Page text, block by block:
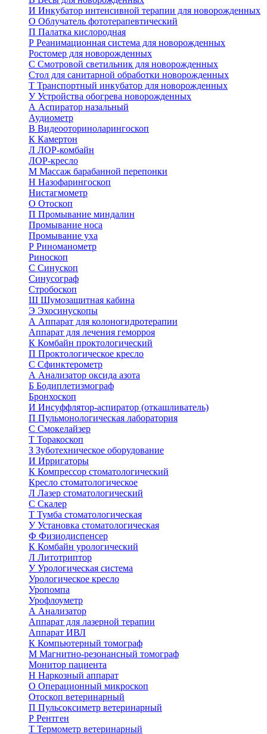
И Инкубатор интенсивной терапии для новорожденных
О Облучатель фототерапевтический
П Палатка кислородная
Р Реанимационная система для новорожденных
Ростомер для новорожденных
С Смотровой светильник для новорожденных
Стол для санитарной обработки новорожденных
Т Транспортный инкубатор для новорожденных
УУстройства обогрева новорожденных
А Аспиратор назальный
Аудиометр
В Видеооториноларингоскоп
К Камертон
Л ЛОР-комбайн
ЛОР-кресло
М Массаж барабанной перепонки
Н Назофарингоскоп
Нистагмометр
О Отоскоп
П Промывание миндалин
Промывание носа
Промывание уха
Р Риноманометр
Риноскоп
С Синускоп
Синусограф
Стробоскоп
Ш Шумозащитная кабина
Э Эхосинускопы
А Аппарат для колоногидротерапии
Аппарат для лечения геморроя
К Комбайн проктологический
П Проктологическое кресло
С Сфинктерометр
А Анализатор оксида азота
Б Бодиплетизмограф
Бронхоскоп
И Инсуффлятор-аспиратор (откашливатель)
П Пульмонологическая лаборатория
С Смокелайзер
Т Торакоскоп
З Зуботехническое оборудование
И Ирригаторы
К Компрессор стоматологический
Кресло стоматологическое
Л Лазер стоматологический
С Скалер
Т Тумба стоматологическая
УУстановка стоматологическая
Ф Физиодиспенсер
К Комбайн урологический
Л Литотриптор
УУрологическая система
Урологическое кресло
Уропомпа
Урофлоуметр
А Анализатор
Аппарат для лазерной терапии
Аппарат ИВЛ
К Компьютерный томограф
М Магнитно-резонансный томограф
Монитор пациента
Н Наркозный аппарат
О Операционный микроскоп
Отоскоп ветеринарный
П Пульсоксиметр ветеринарный
Р Рентген
Т Термометр ветеринарный